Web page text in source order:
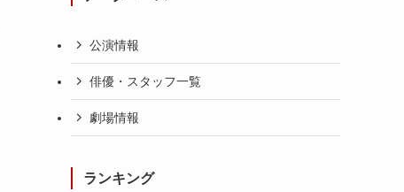
公演情報
俳優・スタッフ一覧
劇場情報
ランキング